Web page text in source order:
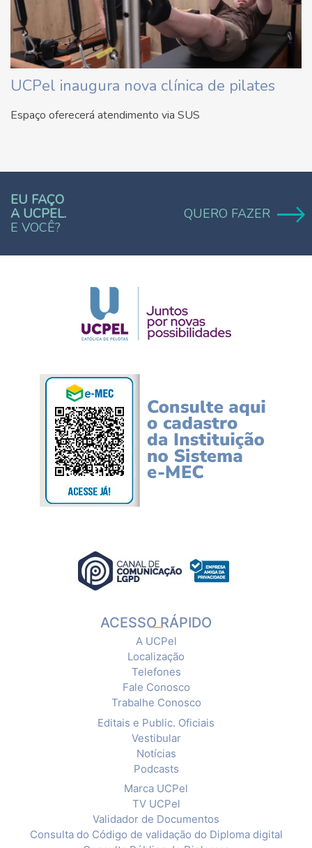
UCPel inaugura nova clínica de pilates
Espaço oferecerá atendimento via SUS
EU FAÇO
A UCPEL.
E VOCÊ?
QUERO FAZER
ACESSO RÁPIDO
A UCPel
Localização
Telefones
Fale Conosco
Trabalhe Conosco
Editais e Public. Oficiais
Vestibular
Notícias
Podcasts
Marca UCPel
TV UCPel
Validador de Documentos
Consulta do Código de validação do Diploma digital